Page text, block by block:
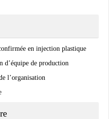
en injection plastique
d’équipe de production
l’organisation